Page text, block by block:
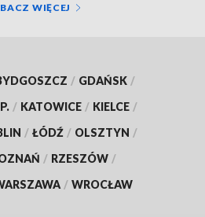
WIĘCEJ
/ GDAŃSK /
/ KATOWICE / KIELCE /
/ ŁÓDŹ / OLSZTYN /
/ RZESZÓW /
/ WROCŁAW